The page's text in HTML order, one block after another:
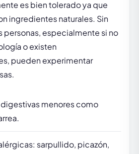
es bien tolerado ya que
ingredientes naturales. Sin
personas, especialmente si no
o existen
pueden experimentar
menores como
sarpullido, picazón,